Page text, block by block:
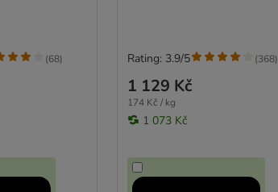
(68)
1 129 Kč
174 Kč / kg
1 073 Kč
Rating: 3.9/5 (368)